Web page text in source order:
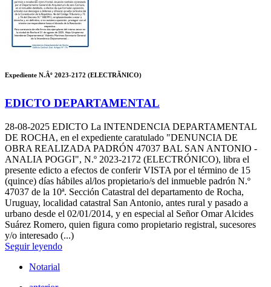
Expediente N.Âº 2023-2172 (ELECTRÃNICO)
EDICTO DEPARTAMENTAL
28-08-2025 EDICTO La INTENDENCIA DEPARTAMENTAL
DE ROCHA, en el expediente caratulado "DENUNCIA DE
OBRA REALIZADA PADRÓN 47037 BAL SAN ANTONIO -
ANALIA POGGI", N.º 2023-2172 (ELECTRÓNICO), libra el
presente edicto a efectos de conferir VISTA por el término de 15
(quince) días hábiles al/los propietario/s del inmueble padrón N.º
47037 de la 10ª. Sección Catastral del departamento de Rocha,
Uruguay, localidad catastral San Antonio, antes rural y pasado a
urbano desde el 02/01/2014, y en especial al Señor Omar Alcides
Suárez Romero, quien figura como propietario registral, sucesores
y/o interesado (...)
Seguir leyendo
Notarial